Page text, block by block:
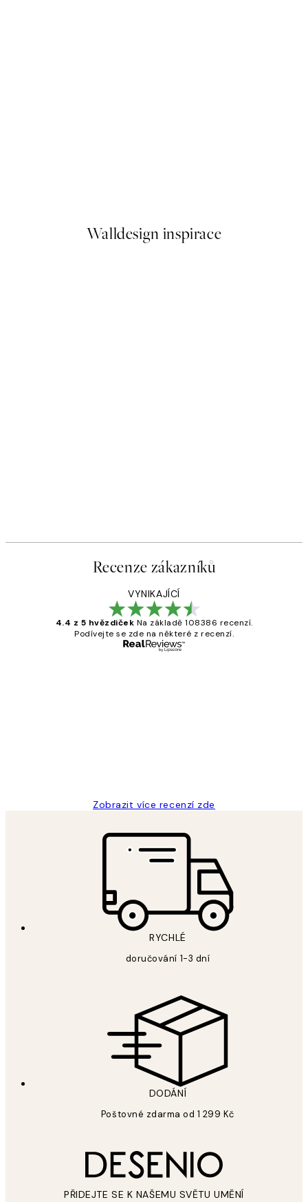
Walldesign inspirace
Recenze zákazníků
VYNIKAJÍCÍ
4.4 z 5 hvězdiček Na základě 108386 recenzí.
Podívejte se zde na některé z recenzí.
Zobrazit více recenzí zde
RYCHLÉ
doručování 1-3 dní
DODÁNÍ
Poštovné zdarma od 1 299 Kč
PŘIDEJTE SE K NAŠEMU SVĚTU UMĚNÍ